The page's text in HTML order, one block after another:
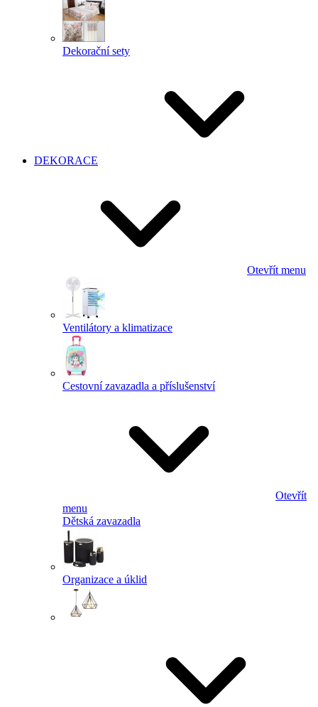
Dekorační sety
DEKORACE
Otevřít menu
Ventilátory a klimatizace
Cestovní zavazadla a příslušenství
Otevřít
menu
Dětská zavazadla
Organizace a úklid